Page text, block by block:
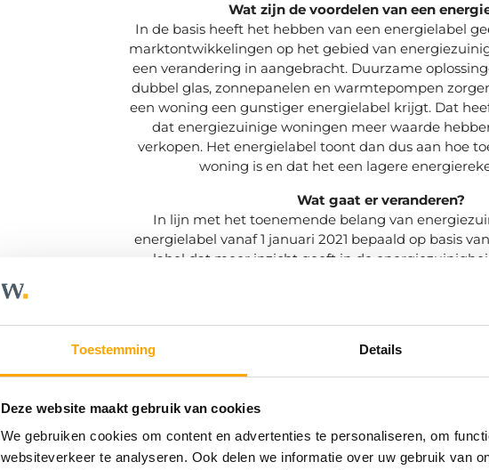
Toestemming Details
Deze website maakt gebruik van cookies
We gebruiken cookies om content en advertenties te personaliseren, om
websiteverkeer te analyseren. Ook delen we informatie over uw gebruik van
Wat zijn de voordelen van een
In de basis heeft het hebben van een energielabel
marktontwikkelingen op het gebied van
een verandering in aangebracht. Duurzame
dubbel glas, zonnepanelen en warmtepompen
een woning een gunstiger energielabel krijgt. Dat
dat energiezuinige woningen meer waarde
verkopen. Het energielabel toont dan dus aan hoe
woning is en dat het een lagere
Wat gaat er veranderen?
In lijn met het toenemende belang van
energielabel vanaf 1 januari 2021 bepaald op basis
label dat meer inzicht geeft in de
Daarbij is het vanaf januari 2021 niet meer mogelijk
digitaal aan te vragen. Er dient vanaf de nieuwe
een bezoek aan de woning, inspecteert de situatie en
van basiskenmerken (isolatie, afmetingen en
energie de woning daadwerkelijk